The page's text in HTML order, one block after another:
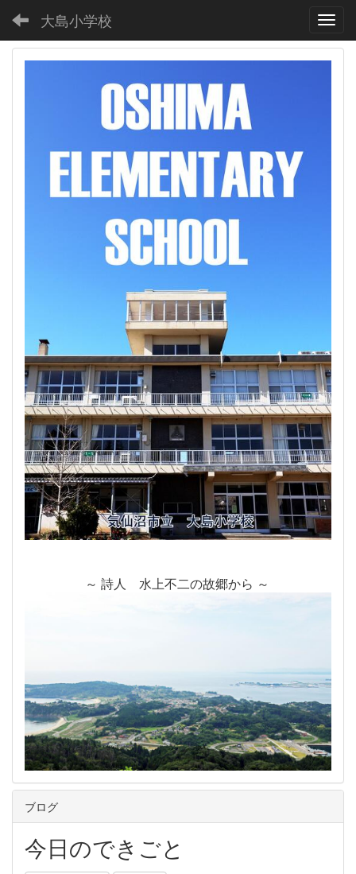
大島小学校
～ 詩人 水上不二の故郷から ～
ブログ
今日のできごと